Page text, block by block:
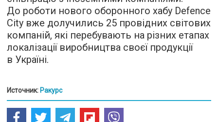
До роботи нового оборонного хабу Defence
City вже долучились 25 провідних світових
компаній, які перебувають на різних етапах
локалізації виробництва своєї продукції
в Україні.
Источник: Ракурс